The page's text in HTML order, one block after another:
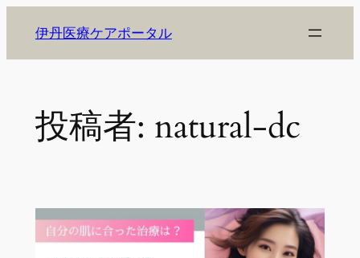
を
伊丹医療ケアポータル
投稿者: natural-dc